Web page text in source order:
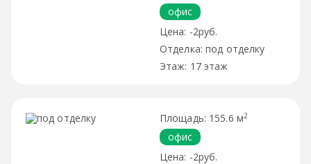
офис
-2руб.
под отделку
17 этаж
155.6 м2
офис
-2руб.